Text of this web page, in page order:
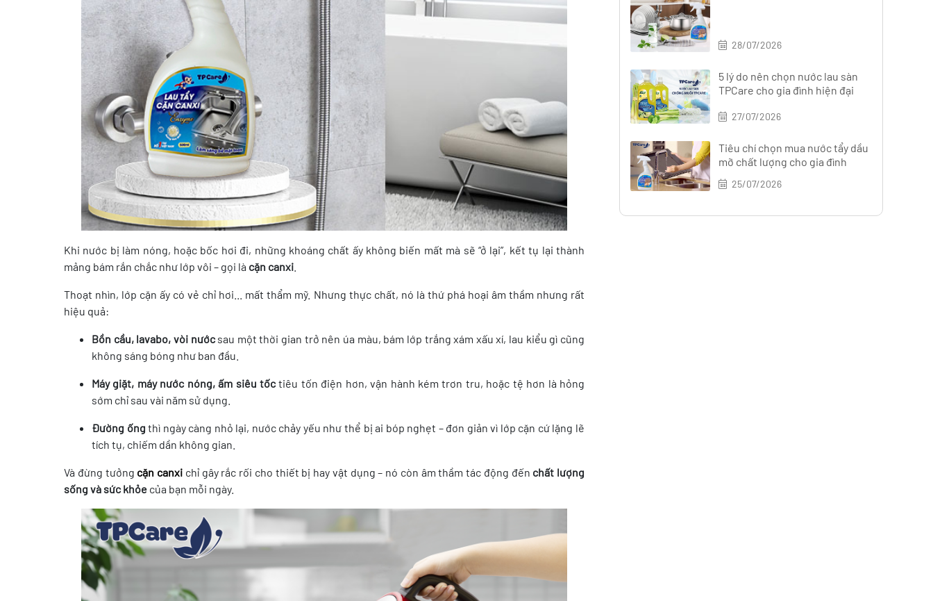
Khi nước bị làm nóng, hoặc bốc hơi đi, những khoáng chất ấy không biến mất mà sẽ “ở lại”, kết tụ lại thành
mảng bám rắn chắc như lớp vôi – gọi là cặn canxi
Thoạt nhìn, lớp cặn ấy có vẻ chỉ hơi... mất thẩm mỹ. Nhưng thực chất, nó là thứ phá hoại âm thầm nhưng rất
hiệu quả:
Bồn cầu, lavabo, vòi nướcsau một thời gian trở nên úa màu, bám lớp trắng xám xấu xí, lau kiểu gì cũng
không sáng bóng như ban đầu.
Máy giặt, máy nước nóng, ấm siêu tốctiêu tốn điện hơn, vận hành kém trơn tru, hoặc tệ hơn là hỏng
sớm chỉ sau vài năm sử dụng.
Đường ống thì ngày càng nhỏ lại, nước chảy yếu như thể bị ai bóp nghẹt – đơn giản vì lớp cặn cứ lặng lẽ
tích tụ, chiếm dần không gian.
Và đừng tưởng cặn canxi chỉ gây rắc rối cho thiết bị hay vật dụng – nó còn âm thầm tác động đến chất lượng
sống và sức khỏe của bạn mỗi ngày.
28/07/2026
5 lý do nên chọn nước lau sàn
TPCare cho gia đình hiện đại
27/07/2026
Tiêu chí chọn mua nước tẩy dầu
mỡ chất lượng cho gia đình
25/07/2026